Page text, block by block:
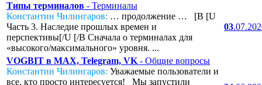
Типы терминалов - Терминалы
Константин Чилингаров: … продолжение … [B [U
Часть 3. Наследие прошлых времен и
перспективы[/U [/B Сначала о терминалах для
«высокого/максимального» уровня. ...
03
VOGBIT в MAX, Telegram, VK - Общие вопросы
Константин Чилингаров: Уважаемые пользователи и
все, кто просто интересуется! Мы запустили